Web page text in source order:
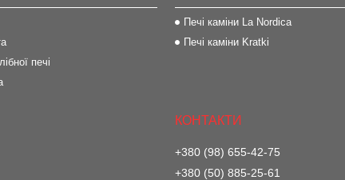
печі
Печі каміни La Nordica
Печі каміни Kratki
+380 (98) 655-42-75
+380 (50) 885-25-61